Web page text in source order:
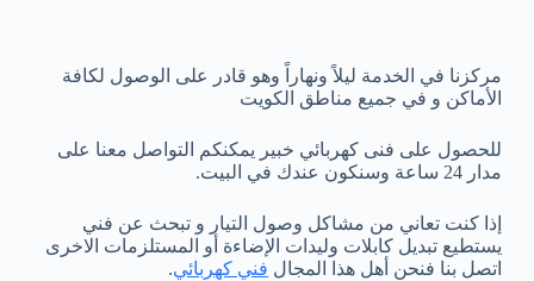
مركزنا في الخدمة ليلاً ونهاراً وهو قادر على الوصول لكافة
الأماكن و في جميع مناطق الكويت
للحصول على فنى كهربائي خبير يمكنكم التواصل معنا على
مدار 24 ساعة وسنكون عندك في البيت.
إذا كنت تعاني من مشاكل وصول التيار و تبحث عن فني
يستطيع تبديل كابلات وليدات الإضاءة أو المستلزمات الاخرى
اتصل بنا فنحن أهل هذا المجال فني كهربائي.